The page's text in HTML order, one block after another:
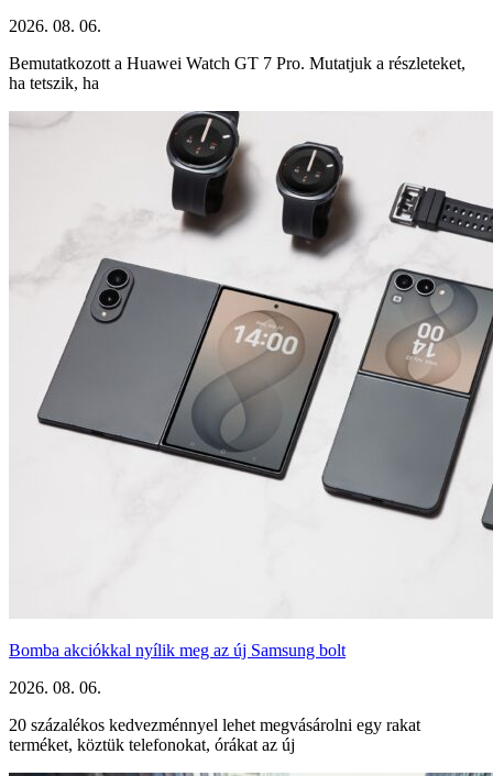
2026. 08. 06.
Bemutatkozott a Huawei Watch GT 7 Pro. Mutatjuk a részleteket,
ha tetszik, ha
Bomba akciókkal nyílik meg az új Samsung bolt
2026. 08. 06.
20 százalékos kedvezménnyel lehet megvásárolni egy rakat
terméket, köztük telefonokat, órákat az új